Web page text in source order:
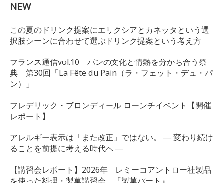
NEW
この夏のドリンク提案にエリクシアとカネッタという選
択肢シーンに合わせて選ぶドリンク提案という考え方
フランス通信vol.10 パンの文化と情熱を分かち合う祭
典 第30回「La Fête du Pain（ラ・フェット・デュ・パ
ン）」
フレデリック・ブロンディール ローンチイベント【開催
レポート】
アレルギー表示は「また改正」ではない。 ― 変わり続け
ることを前提に考える時代へ ―
【講習会レポート】2026年 レミーコアントロー社製品
を使った料理・製菓講習会 『製菓パート』